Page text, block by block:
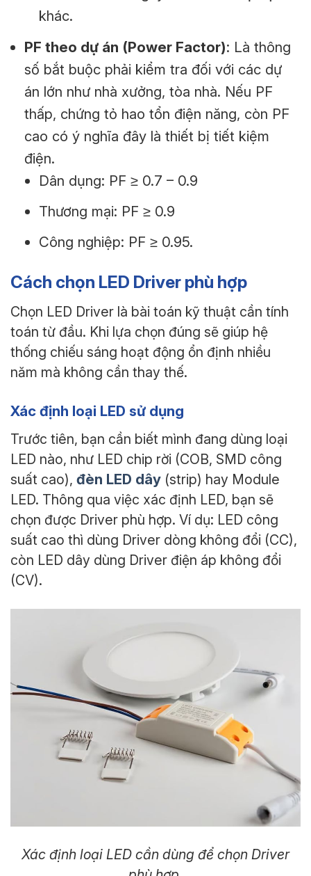
khác.
PF theo dự án (Power Factor): Là thông
số bắt buộc phải kiểm tra đối với các dự
án lớn như nhà xưởng, tòa nhà. Nếu PF
thấp, chứng tỏ hao tổn điện năng, còn PF
cao có ý nghĩa đây là thiết bị tiết kiệm
điện.
Dân dụng: PF ≥ 0.7 – 0.9
Thương mại: PF ≥ 0.9
Công nghiệp: PF ≥ 0.95.
Cách chọn LED Driver phù hợp
Chọn LED Driver là bài toán kỹ thuật cần tính
toán từ đầu. Khi lựa chọn đúng sẽ giúp hệ
thống chiếu sáng hoạt động ổn định nhiều
năm mà không cần thay thế.
Xác định loại LED sử dụng
Trước tiên, bạn cần biết mình đang dùng loại
LED nào, như LED chip rời (COB, SMD công
suất cao), đèn LED dây (strip) hay Module
LED. Thông qua việc xác định LED, bạn sẽ
chọn được Driver phù hợp. Ví dụ: LED công
suất cao thì dùng Driver dòng không đổi (CC),
còn LED dây dùng Driver điện áp không đổi
(CV).
Xác định loại LED cần dùng để chọn Driver